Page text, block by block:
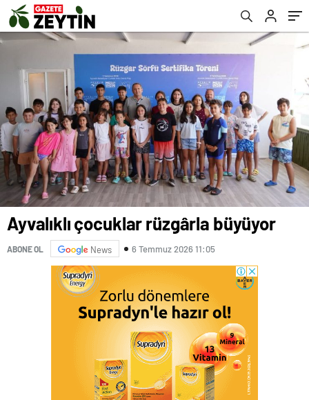
Ayvalıklı çocuklar rüzgârla büyüyor
ABONE OL News 6 Temmuz 2026 11:05